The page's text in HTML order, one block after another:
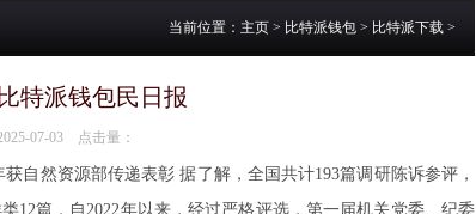
当前位置： 主页 > 比特派钱包 > 比特派下载 >
特派钱包民日报
07-03 点击量：
自然资源部传递表彰 据了解，全国共计193篇调研陈诉参评，
12篇，自2022年以来，经过严格评选，第一届机关党委、纪委